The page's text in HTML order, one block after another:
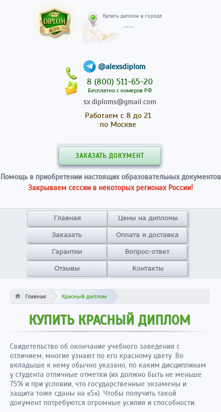
@alexsdiplom
8 (800) 511-65-20
Бесплатно с номеров РФ
sx.diploms@gmail.com
Работаем с 8 до 21
по Москве
ЗАКАЗАТЬ ДОКУМЕНТ
Помощь в приобретении настоящих образовательных документов
Закрываем сессии в некоторых регионах России!
Главная Цены на дипломы
Заказать Оплата и доставка
Гарантии Вопрос-ответ
Отзывы Контакты
Главная Красный диплом
КУПИТЬ КРАСНЫЙ ДИПЛОМ
Свидетельство об окончание учебного заведения с
отличием, многие узнают по его красному цвету. Во
вкладыше к нему обычно указано, по каким дисциплинам
у студента отличные отметки (их должно быть не меньше
75% и при условии, что государственные экзамены и
защита тоже сданы на «5»). Чтобы получить такой
документ потребуются огромные усилия и способности.